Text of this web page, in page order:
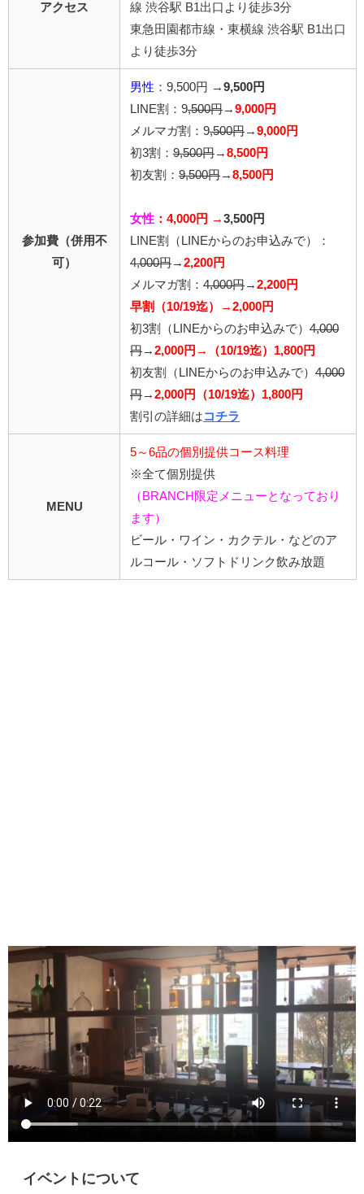
アクセス
線 渋谷駅 B1出口より徒歩3分
東急田園都市線・東横線 渋谷駅 B1出口
より徒歩3分
参加費（併用不
可）
男性 ：9,500円 → 9,500円
LINE割：9,500円 → 9,000円
メルマガ割：9,500円 → 9,000円
初3割： 9,500円 → 8,500円
初友割： 9,500円 → 8,500円
女性 ：4,000円 → 3,500円
LINE割
（LINEからのお申込みで）
：
4,000円 → 2,200円
メルマガ割： 4,000円 → 2,200円
早割（10/19迄）→2,000円
初3割（LINEからのお申込みで） 4,000
円 → 2,000円→（10/19迄）1,800円
初友割（LINEからのお申込みで） 4,000
円 → 2,000円（10/19迄）1,800円
割引の詳細は コチラ
MENU
5～6品の個別提供コース料理
※全て個別提供
（BRANCH限定メニューとなっており
ます）
ビール・ワイン・カクテル・などのア
ルコール・ソフトドリンク飲み放題
イベントについて